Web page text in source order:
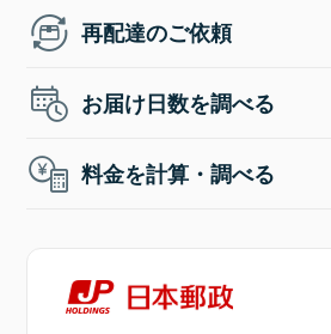
再配達のご依頼
お届け日数を調べる
料金を計算・調べる